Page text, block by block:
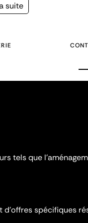
suite
tels que
d’offres spécifiques